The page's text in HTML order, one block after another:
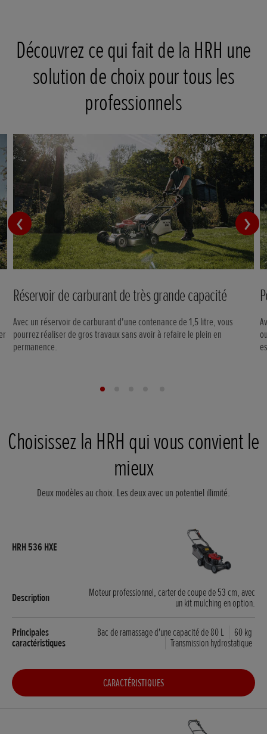
Découvrez ce qui fait de la HRH une
solution de choix pour tous les
professionnels
Réservoir de carburant de très grande capacité
Avec un réservoir de carburant d'une contenance de 1,5 litre, vous
pourrez réaliser de gros travaux sans avoir à refaire le plein en
permanence.
Choisissez la HRH qui vous convient le
mieux
Deux modèles au choix. Les deux avec un potentiel illimité.
Moteur professionnel, carter de coupe de 53 cm, avec
un kit mulching en option.
Bac de ramassage d'une capacité de 80 L
60 kg
Transmission hydrostatique
CARACTÉRISTIQUES